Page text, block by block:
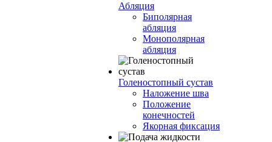
Абляция
Биполярная
абляция
Монополярная
абляция
Голеностопный сустав
Наложение шва
Положение
конечностей
Якорная фиксация